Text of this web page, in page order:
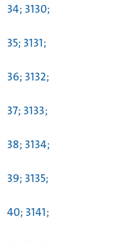
34; 3130;
35; 3131;
36; 3132;
37; 3133;
38; 3134;
39; 3135;
40; 3141;